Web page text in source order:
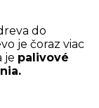
do
je čoraz viac
je palivové